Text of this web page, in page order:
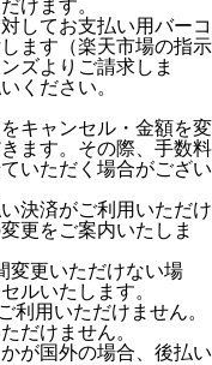
けます。
してお支払い用バーコ
ます（楽天市場の指示
ズよりご請求しま
ください。
キャンセル・金額を変
ます。その際、手数料
いただく場合がござい
決済がご利用いただけ
更をご案内いたしま
変更いただけない場
ルいたします。
利用いただけません。
だけません。
が国外の場合、後払い